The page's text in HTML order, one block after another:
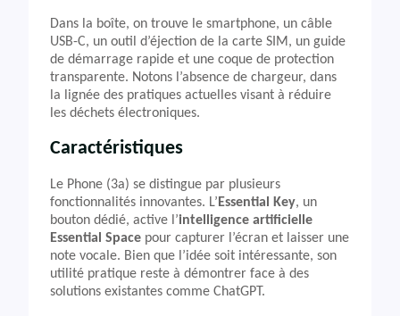
Dans la boîte, on trouve le smartphone, un câble
USB-C, un outil d’éjection de la carte SIM, un guide
de démarrage rapide et une coque de protection
transparente. Notons l’absence de chargeur, dans
la lignée des pratiques actuelles visant à réduire
les déchets électroniques.
Caractéristiques
Le Phone (3a) se distingue par plusieurs
fonctionnalités innovantes. L’ Essential Key, un
bouton dédié, active l’intelligence artificielle
Essential Space pour capturer l’écran et laisser une
note vocale. Bien que l’idée soit intéressante, son
utilité pratique reste à démontrer face à des
solutions existantes comme ChatGPT.